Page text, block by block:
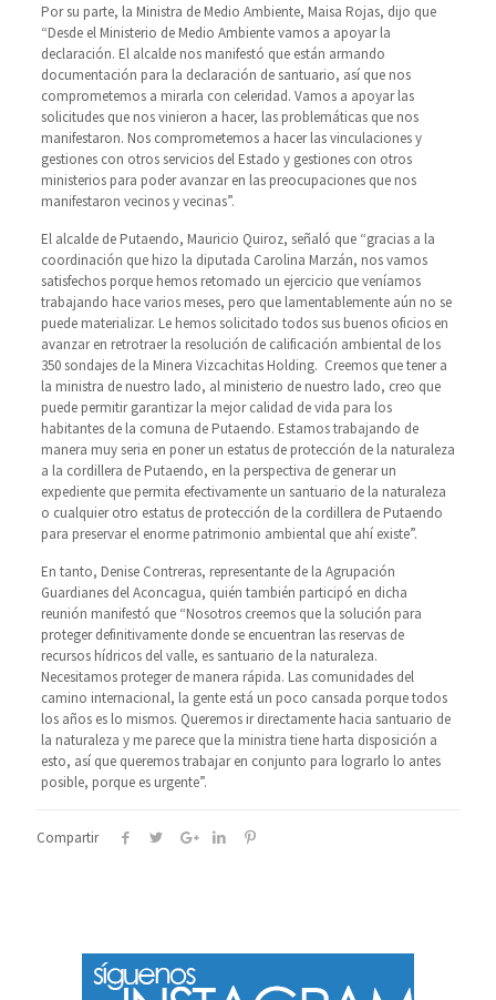
Por su parte, la Ministra de Medio Ambiente, Maisa Rojas, dijo que
“Desde el Ministerio de Medio Ambiente vamos a apoyar la
declaración. El alcalde nos manifestó que están armando
documentación para la declaración de santuario, así que nos
comprometemos a mirarla con celeridad. Vamos a apoyar las
solicitudes que nos vinieron a hacer, las problemáticas que nos
manifestaron. Nos comprometemos a hacer las vinculaciones y
gestiones con otros servicios del Estado y gestiones con otros
ministerios para poder avanzar en las preocupaciones que nos
manifestaron vecinos y vecinas”.
El alcalde de Putaendo, Mauricio Quiroz, señaló que “gracias a la
coordinación que hizo la diputada Carolina Marzán, nos vamos
satisfechos porque hemos retomado un ejercicio que veníamos
trabajando hace varios meses, pero que lamentablemente aún no se
puede materializar. Le hemos solicitado todos sus buenos oficios en
avanzar en retrotraer la resolución de calificación ambiental de los
350 sondajes de la Minera Vizcachitas Holding. Creemos que tener a
la ministra de nuestro lado, al ministerio de nuestro lado, creo que
puede permitir garantizar la mejor calidad de vida para los
habitantes de la comuna de Putaendo. Estamos trabajando de
manera muy seria en poner un estatus de protección de la naturaleza
a la cordillera de Putaendo, en la perspectiva de generar un
expediente que permita efectivamente un santuario de la naturaleza
o cualquier otro estatus de protección de la cordillera de Putaendo
para preservar el enorme patrimonio ambiental que ahí existe”.
En tanto, Denise Contreras, representante de la Agrupación
Guardianes del Aconcagua, quién también participó en dicha
reunión manifestó que “Nosotros creemos que la solución para
proteger definitivamente donde se encuentran las reservas de
recursos hídricos del valle, es santuario de la naturaleza.
Necesitamos proteger de manera rápida. Las comunidades del
camino internacional, la gente está un poco cansada porque todos
los años es lo mismos. Queremos ir directamente hacia santuario de
la naturaleza y me parece que la ministra tiene harta disposición a
esto, así que queremos trabajar en conjunto para lograrlo lo antes
posible, porque es urgente”.
Compartir